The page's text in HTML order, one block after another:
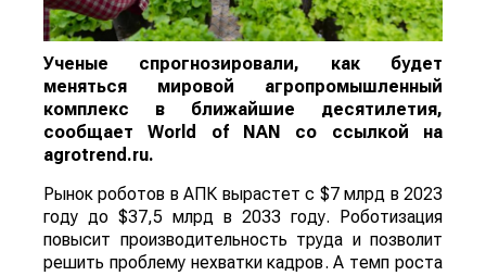
Ученые спрогнозировали, как будет
меняться мировой агропромышленный
комплекс в ближайшие десятилетия,
сообщаетWorld of NAN
со ссылкой на
agrotrend.ru.
Рынок роботов в АПК вырастет с $7 млрд в 2023
году до $37,5 млрд в 2033 году. Роботизация
повысит производительность труда и позволит
решить проблему нехватки кадров. А темп роста